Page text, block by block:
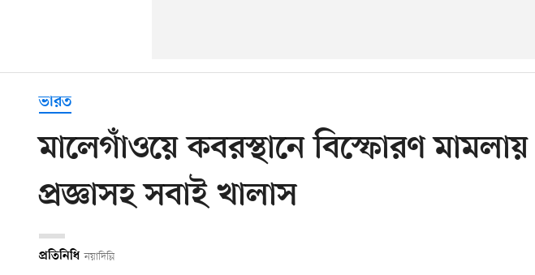
ভারত
মালেগাঁওয়ে কবরস্থানে বিস্ফোরণ মামলায়
প্রজ্ঞাসহ সবাই খালাস
প্রতিনিধি নয়াদিল্লি